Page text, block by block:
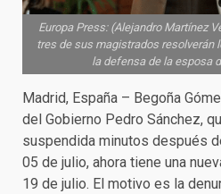
Europa Press: (Alejandro Martínez
tres de sus magistrados resolverán
la defensa de la esposa
Madrid, España – Begoña
del Gobierno Pedro Sánchez,
suspendida minutos después
05 de julio, ahora tiene una
19 de julio. El motivo es la